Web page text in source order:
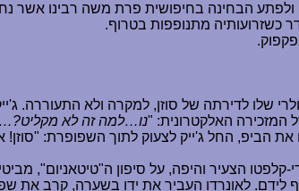
ולפתע הבחינה בחיפושית פרת משה רבינו אשר
כשזרועותיה מתנופפות בטרוף.
לדירתה של סוזן, למקרה ולא התעוררה.
המזכירה האלקטרונית: "נו…למה זה לא מקליט?…
הביפ, החל ג'ייק לצעוק לתוך השפופרת:
קלפטו הצעיר והיפה, על סיפון ה"טיטאניום",
לידם. לאונרדו העביר את ידו בשערה, קרב את